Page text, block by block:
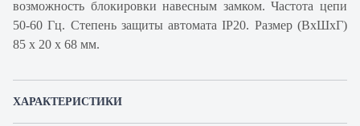
возможность блокировки навесным замком. Частота цепи
50-60 Гц. Степень защиты автомата IP20. Размер (ВхШхГ)
85 х 20 х 68 мм.
ХАРАКТЕРИСТИКИ